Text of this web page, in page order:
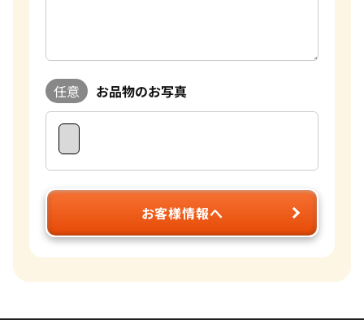
任意 お品物のお写真
お客様情報へ